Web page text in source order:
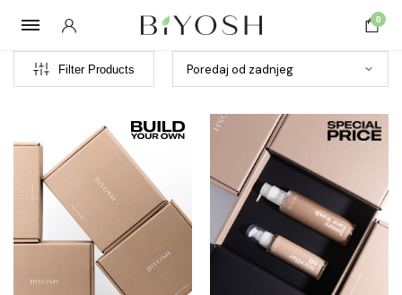
0
Filter Products